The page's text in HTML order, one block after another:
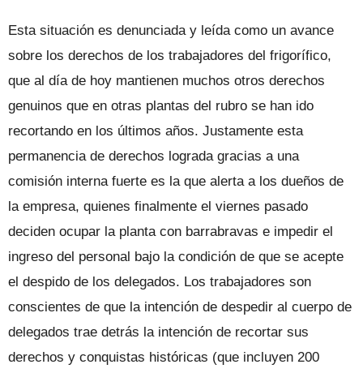
Esta situación es denunciada y leída como un avance
sobre los derechos de los trabajadores del frigorífico,
que al día de hoy mantienen muchos otros derechos
genuinos que en otras plantas del rubro se han ido
recortando en los últimos años. Justamente esta
permanencia de derechos lograda gracias a una
comisión interna fuerte es la que alerta a los dueños de
la empresa, quienes finalmente el viernes pasado
deciden ocupar la planta con barrabravas e impedir el
ingreso del personal bajo la condición de que se acepte
el despido de los delegados. Los trabajadores son
conscientes de que la intención de despedir al cuerpo de
delegados trae detrás la intención de recortar sus
derechos y conquistas históricas (que incluyen 200